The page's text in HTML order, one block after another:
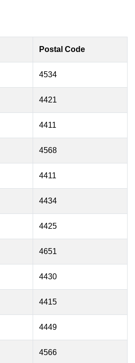
Postal Code
4534
4421
4411
4568
4411
4434
4425
4651
4430
4415
4449
4566